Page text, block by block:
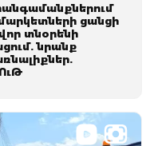
ցանցի
տնօրենի
նրանք